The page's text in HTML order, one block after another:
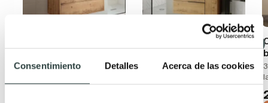
Consentimiento Detalles Acerca de las cookies
Bruntec Boston
Mueble de baño con
Bruntec Coban